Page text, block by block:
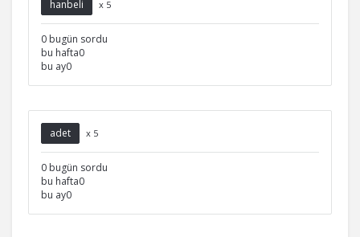
hanbeli x 5
0 bugün sordu
bu hafta0
bu ay0
adet x 5
0 bugün sordu
bu hafta0
bu ay0